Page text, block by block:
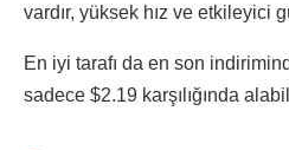
vardır, yüksek hız ve etkileyici
En iyi tarafı da en son
sadece $2.19 karşılığında